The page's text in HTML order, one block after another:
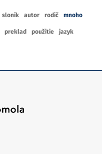
sloník autor rodič mnoho
preklad použitie jazyk